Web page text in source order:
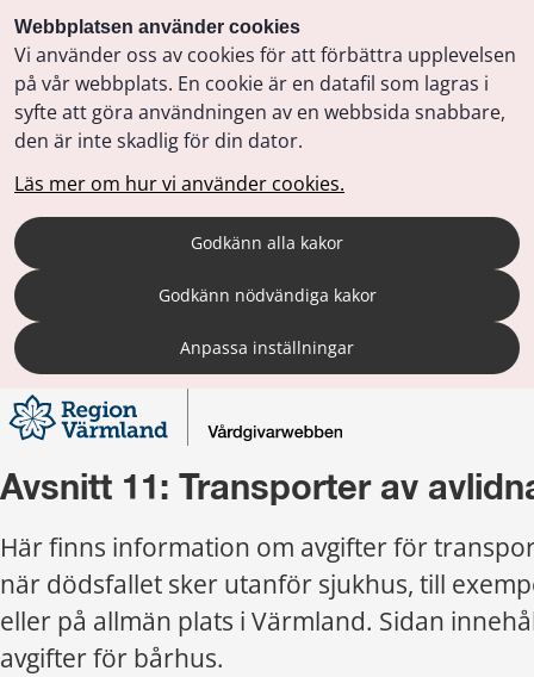
Webbplatsen använder cookies
Vi använder oss av cookies för att förbättra upplevelsen
på vår webbplats. En cookie är en datafil som lagras i
syfte att göra användningen av en webbsida snabbare,
den är inte skadlig för din dator.
Läs mer om hur vi använder cookies.
Godkänn alla kakor
Godkänn nödvändiga kakor
Anpassa inställningar
Avsnitt 11: Transporter av
Här finns information om avgifter för
när dödsfallet sker utanför sjukhus, till
eller på allmän plats i Värmland. Sidan
avgifter för bårhus.